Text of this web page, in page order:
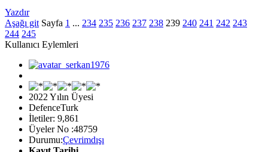
Yazdır
Aşağı git Sayfa 1 ... 234 235 236 237 238 239 240 241 242 243
244 245
Kullanıcı Eylemleri
2022 Yılın Üyesi
DefenceTurk
İletiler: 9,861
Üyeler No :48759
Durumu:Çevrimdışı